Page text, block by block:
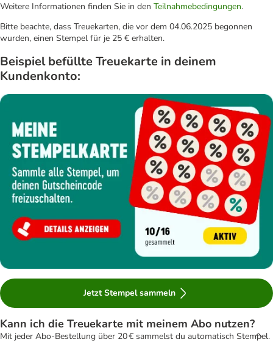
Weitere Informationen finden Sie in den Teilnahmebedingungen.
Bitte beachte, dass Treuekarten, die vor dem 04.06.2025 begonnen
wurden, einen Stempel für je 25 € erhalten.
Beispiel befüllte Treuekarte in deinem
Kundenkonto:
Jetzt Stempel sammeln
Kann ich die Treuekarte mit meinem Abo nutzen?
Mit jeder Abo-Bestellung über 20 € sammelst du automatisch Stempel.